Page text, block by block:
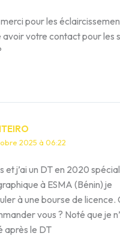
pour les
votre contact pour les
2025 à 06:22
et j’ai un DT en 2020
à ESMA (Bénin) je
à une bourse de licence.
vous ? Noté que je
après le DT